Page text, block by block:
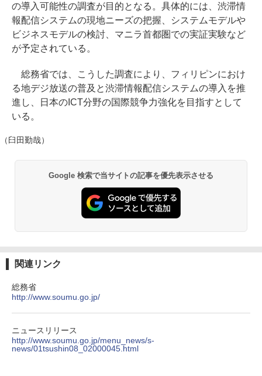
の導入可能性の調査が目的となる。具体的には、渋滞情
報配信システムの現地ニーズの把握、システムモデルや
ビジネスモデルの検討、マニラ首都圏での実証実験など
が予定されている。
総務省では、こうした調査により、フィリピンにおけ
る地デジ放送の普及と渋滞情報配信システムの導入を推
進し、日本のICT分野の国際競争力強化を目指すとして
いる。
（臼田勤哉）
Google 検索で当サイトの記事を優先表示させる
関連リンク
総務省
http://www.soumu.go.jp/
ニュースリリース
http://www.soumu.go.jp/menu_news/s-
news/01tsushin08_02000045.html